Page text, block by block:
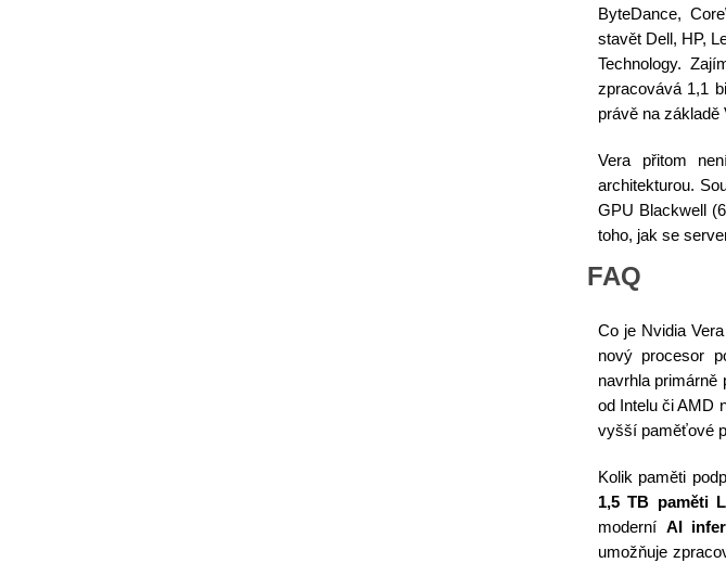
ByteDance,
stavět Dell, HP,
Technology.
zpracovává 1,1
právě na základě
Vera přitom
architekturou.
GPU Blackwell
toho, jak se
FAQ
Co je Nvidia
nový procesor
navrhla
od Intelu či AMD
vyšší paměťové
Kolik paměti
1,5 TB paměti
moderní AI
umožňuje